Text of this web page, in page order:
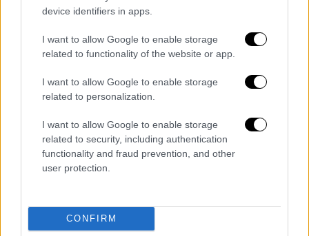
device identifiers in apps.
I want to allow Google to enable storage
related to functionality of the website or app.
I want to allow Google to enable storage
related to personalization.
I want to allow Google to enable storage
related to security, including authentication
functionality and fraud prevention, and other
user protection.
CONFIRM
αρμόδιες εκπαιδευτικές αρχέςκαι η
οικογένεια προτίθεται να
υποβάλλει μήνυση
Τα σχολιά σας δημοσιεύονται άμεσα με δική σας ευθύνη. Το
ΕΘΝΟΣ θα παρεμβαίνει και τα προσβλητικά σχόλια θα
διαγράφονται